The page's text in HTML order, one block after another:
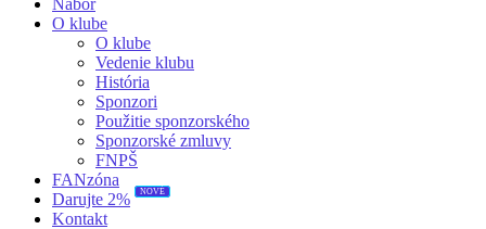
Nábor
O klube
O klube
Vedenie klubu
História
Sponzori
Použitie sponzorského
Sponzorské zmluvy
FNPŠ
FANzóna
Darujte 2%
NOVÉ
Kontakt